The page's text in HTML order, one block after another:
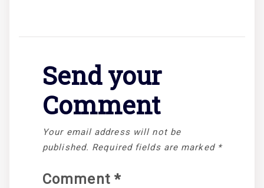
Send your
Comment
Your email address will not be
published. Required fields are marked *
Comment *